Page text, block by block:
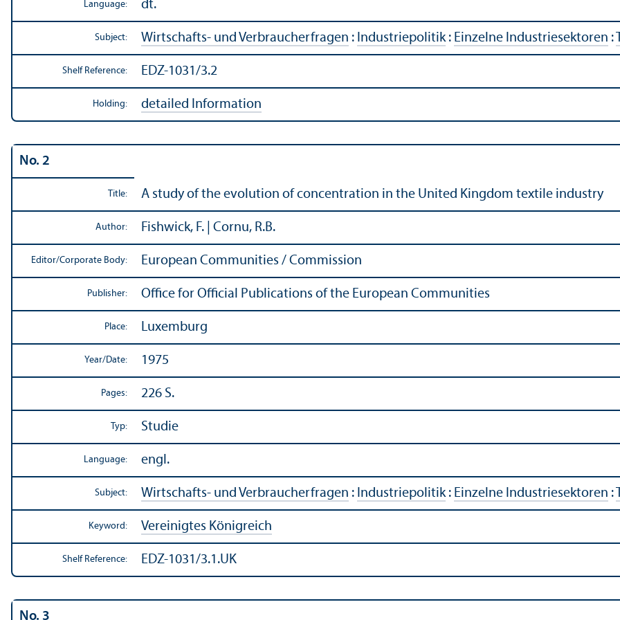
Language: dt.
Subject: Wirtschafts- und Verbraucherfragen : Industriepolitik: Einzelne Industriesektoren :
Shelf Reference: EDZ-1031/3.2
Holding: detailed Information
No. 2
Title: A study of the evolution of concentration in the United Kingdom textile industry
Author: Fishwick, F. | Cornu, R.B.
Editor/Corporate Body: European Communities / Commission
Publisher: Office for Official Publications of the European Communities
Place: Luxemburg
Year/Date: 1975
Pages: 226 S.
Typ: Studie
Language: engl.
Subject: Wirtschafts- und Verbraucherfragen : Industriepolitik: Einzelne Industriesektoren :
Keyword: Vereinigtes Königreich
Shelf Reference: EDZ-1031/3.1.UK
No. 3